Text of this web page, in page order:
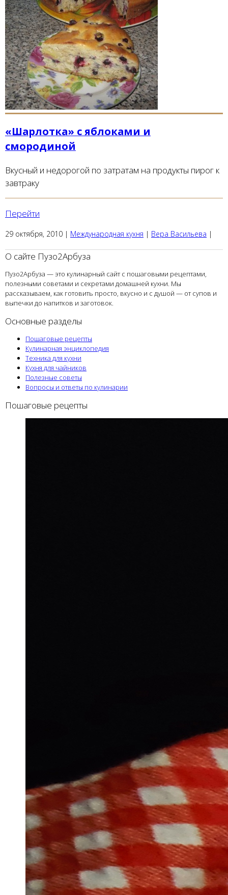
«Шарлотка» с яблоками и
смородиной
Вкусный и недорогой по затратам на продукты пирог к
завтраку
Перейти
29 октября, 2010 | Международная кухня | Вера Васильева |
О сайте Пузо2Арбуза
Пузо2Арбуза — это кулинарный сайт с пошаговыми рецептами,
полезными советами и секретами домашней кухни. Мы
рассказываем, как готовить просто, вкусно и с душой — от супов и
выпечки до напитков и заготовок.
Основные разделы
Пошаговые рецепты
Кулинарная энциклопедия
Техника для кухни
Кухня для чайников
Полезные советы
Вопросы и ответы по кулинарии
Пошаговые рецепты